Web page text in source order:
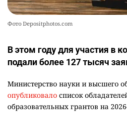
Фото Depositphotos.com
В этом году для участия в
подали более 127 тысяч
Министерство науки и высшего
опубликовало список
образовательных грантов на